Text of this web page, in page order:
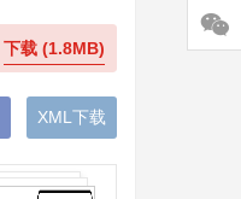
下载 (1.8MB)
XML下载